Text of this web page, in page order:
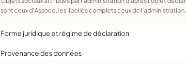
sont ceux d'Assoce, les libellés complets ceux de l'administration.
Forme juridique et régime de déclaration
Provenance des données